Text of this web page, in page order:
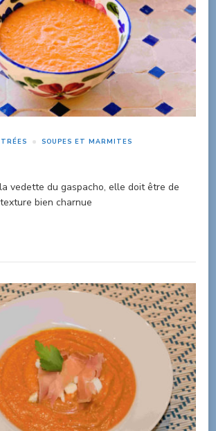
SOUPES ET MARMITES
vedette du gaspacho, elle doit être de
bien charnue